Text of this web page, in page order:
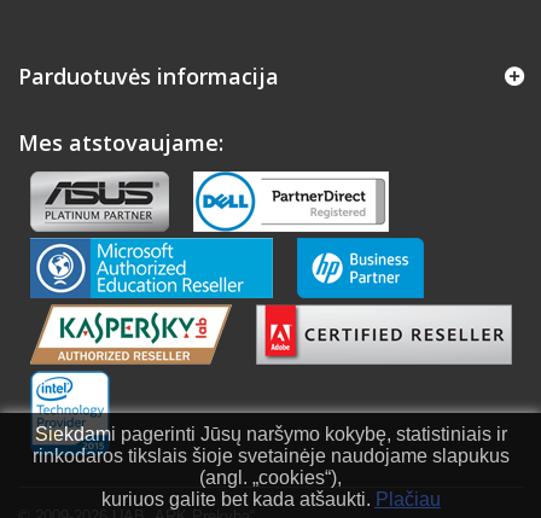
Siekdami pagerinti Jūsų naršymo kokybę, statistiniais ir
rinkodaros tikslais šioje svetainėje naudojame slapukus
(angl. „cookies“),
kuriuos galite bet kada atšaukti. Plačiau
Parduotuvės informacija
Mes atstovaujame: